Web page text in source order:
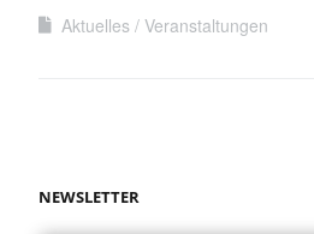
Aktuelles Veranstaltungen
NEWSLETTER